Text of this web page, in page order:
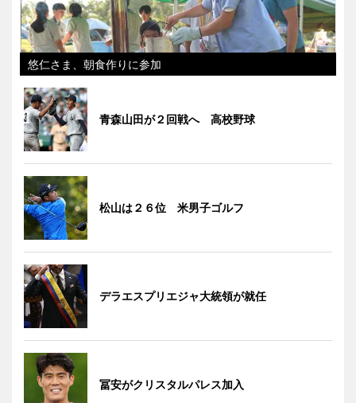
悠仁さま、朝食作りに参加
青森山田が２回戦へ 高校野球
松山は２６位 米男子ゴルフ
デラエスプリエジャ大統領が就任
冨安がクリスタルパレス加入